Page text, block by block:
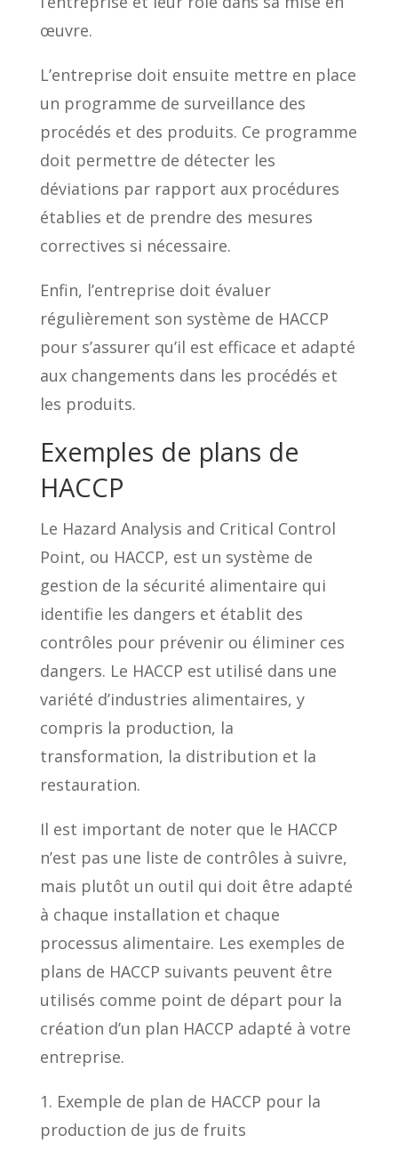
œuvre.
L’entreprise doit ensuite mettre en place
un programme de surveillance des
procédés et des produits. Ce programme
doit permettre de détecter les
déviations par rapport aux procédures
établies et de prendre des mesures
correctives si nécessaire.
Enfin, l’entreprise doit évaluer
régulièrement son système de HACCP
pour s’assurer qu’il est efficace et adapté
aux changements dans les procédés et
les produits.
Exemples de plans de
HACCP
Le Hazard Analysis and Critical Control
Point, ou HACCP, est un système de
gestion de la sécurité alimentaire qui
identifie les dangers et établit des
contrôles pour prévenir ou éliminer ces
dangers. Le HACCP est utilisé dans une
variété d’industries alimentaires, y
compris la production, la
transformation, la distribution et la
restauration.
Il est important de noter que le HACCP
n’est pas une liste de contrôles à suivre,
mais plutôt un outil qui doit être adapté
à chaque installation et chaque
processus alimentaire. Les exemples de
plans de HACCP suivants peuvent être
utilisés comme point de départ pour la
création d’un plan HACCP adapté à votre
entreprise.
1. Exemple de plan de HACCP pour la
production de jus de fruits